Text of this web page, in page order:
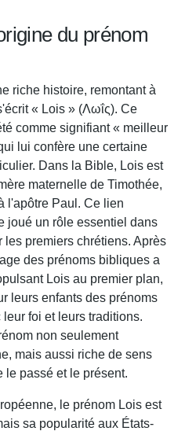
du prénom
riche histoire, remontant à
« Lois » (Λωΐς). Ce
comme signifiant « meilleur
lui confère une certaine
Dans la Bible, Lois est
maternelle de Timothée,
l'apôtre Paul. Ce lien
joué un rôle essentiel dans
premiers chrétiens. Après
des prénoms bibliques a
Lois au premier plan,
leurs enfants des prénoms
foi et leurs traditions.
non seulement
mais aussi riche de sens
le passé et le présent.
le prénom Lois est
sa popularité aux États-